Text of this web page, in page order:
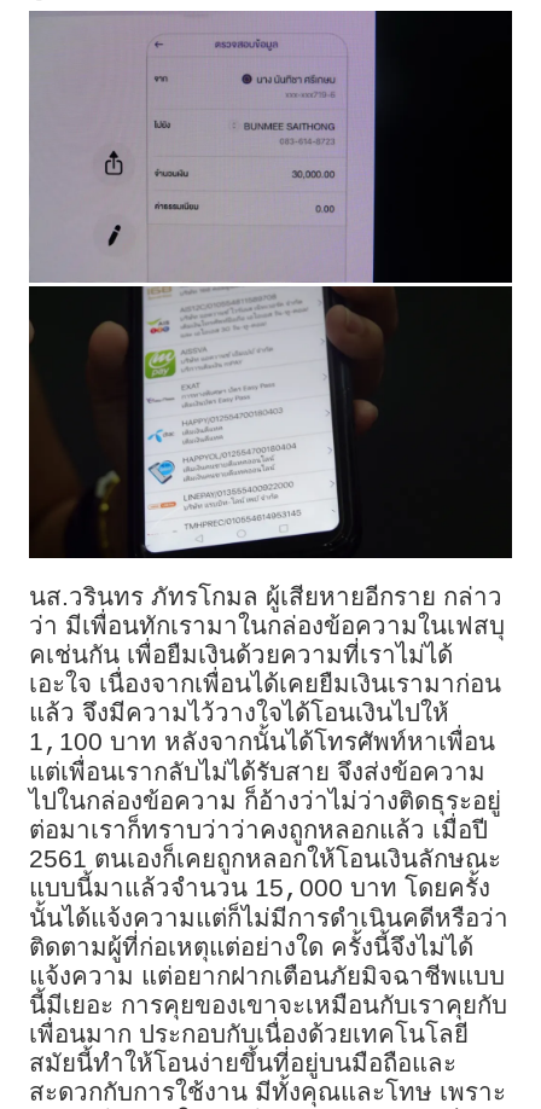
นส.วรินทร ภัทรโกมล ผู้เสียหายอีกราย กล่าว
ว่า มีเพื่อนทักเรามาในกล่องข้อความในเฟสบุ
คเช่นกัน เพื่อยืมเงินด้วยความที่เราไม่ได้
เอะใจ เนื่องจากเพื่อนได้เคยยืมเงินเรามาก่อน
แล้ว จึงมีความไว้วางใจได้โอนเงินไปให้
1, 100 บาท หลังจากนั้นได้โทรศัพท์หาเพื่อน
แต่เพื่อนเรากลับไม่ได้รับสาย จึงส่งข้อความ
ไปในกล่องข้อความ ก็อ้างว่าไม่ว่างติดธุระอยู่
ต่อมาเราก็ทราบว่าว่าคงถูกหลอกแล้ว เมื่อปี
2561 ตนเองก็เคยถูกหลอกให้โอนเงินลักษณะ
แบบนี้มาแล้วจำนวน 15, 000 บาท โดยครั้ง
นั้นได้แจ้งความแต่ก็ไม่มีการดำเนินคดีหรือว่า
ติดตามผู้ที่ก่อเหตุแต่อย่างใด ครั้งนี้จึงไม่ได้
แจ้งความ แต่อยากฝากเตือนภัยมิจฉาชีพแบบ
นี้มีเยอะ การคุยของเขาจะเหมือนกับเราคุยกับ
เพื่อนมาก ประกอบกับเนื่องด้วยเทคโนโลยี
สมัยนี้ทำให้โอนง่ายขึ้นที่อยู่บนมือถือและ
สะดวกกับการใช้งาน มีทั้งคุณและโทษ เพราะ